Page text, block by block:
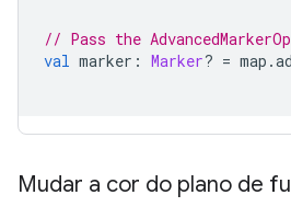
// Pass the
val marker : Marker? = map .
Mudar a cor do plano de